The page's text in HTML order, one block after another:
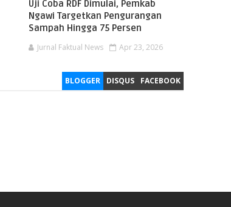
Uji Coba RDF Dimulai, Pemkab
Ngawi Targetkan Pengurangan
Sampah Hingga 75 Persen
Jurnal Faktual News Apr 23, 2026
BLOGGER DISQUS FACEBOOK